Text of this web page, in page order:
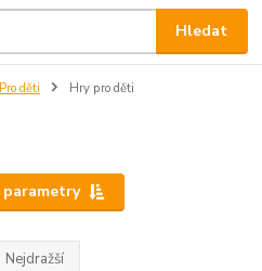
Hledat
Pro děti Hry pro děti
Nejdražší